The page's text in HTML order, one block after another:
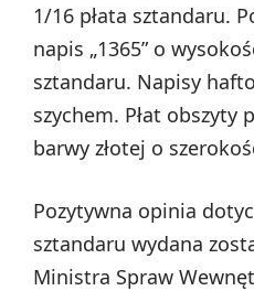
1/16 płata sztandaru.
napis „1365” o
sztandaru. Napisy
szychem. Płat obszyty
barwy złotej o
Pozytywna opinia
sztandaru wydana
Ministra Spraw